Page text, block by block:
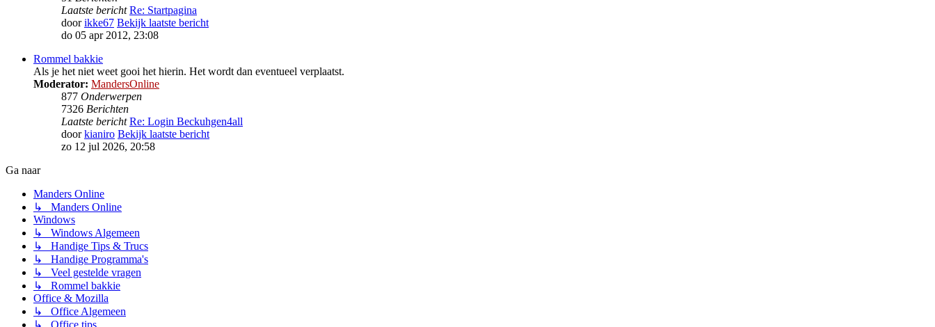
Laatste bericht Re: Startpagina
doorikke67 Bekijk laatste bericht
do 05 apr 2012, 23:08
Rommel bakkie
Als je het niet weet gooi het hierin. Het wordt dan eventueel verplaatst.
Moderator: MandersOnline
877 Onderwerpen
7326 Berichten
Laatste bericht Re: Login Beckuhgen4all
doorkianiro Bekijk laatste bericht
zo 12 jul 2026, 20:58
Ga naar
Manders Online
↳ Manders Online
Windows
↳ Windows Algemeen
↳ Handige Tips & Trucs
↳ Handige Programma's
↳ Veel gestelde vragen
↳ Rommel bakkie
Office & Mozilla
↳ Office Algemeen